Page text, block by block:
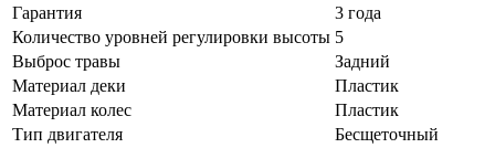
Гарантия
3 года
Количество уровней регулировки высоты 5
Выброс травы
Задний
Материал деки
Пластик
Материал колес
Пластик
Тип двигателя
Бесщеточный